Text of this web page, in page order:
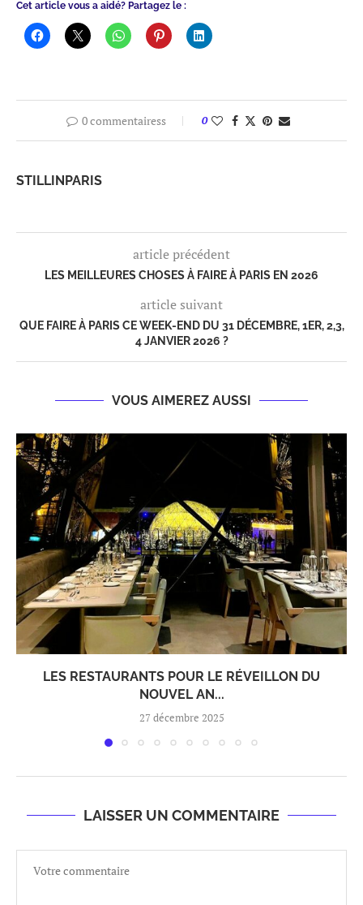
Cet article vous a aidé? Partagez le :
0 commentairess 0
STILLINPARIS
article précédent
LES MEILLEURES CHOSES À FAIRE À PARIS EN 2026
article suivant
QUE FAIRE À PARIS CE WEEK-END DU 31 DÉCEMBRE, 1ER, 2,3,
4 JANVIER 2026 ?
VOUS AIMEREZ AUSSI
LES RESTAURANTS POUR LE RÉVEILLON DU
NOUVEL AN...
27 décembre 2025
LAISSER UN COMMENTAIRE